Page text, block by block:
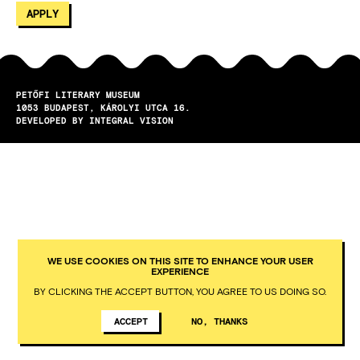
PETŐFI LITERARY MUSEUM
1053
BUDAPEST
KÁROLYI UTCA 16.
DEVELOPED BY INTEGRAL VISION
WE USE COOKIES ON THIS SITE TO ENHANCE YOUR USER
EXPERIENCE
BY CLICKING THE ACCEPT BUTTON, YOU AGREE TO US DOING SO.
ACCEPT NO, THANKS